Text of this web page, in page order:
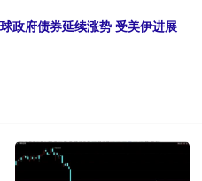
政府债券延续涨势 受美伊进展